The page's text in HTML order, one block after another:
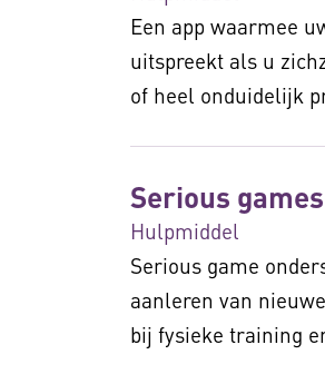
Een app waarmee
uitspreekt als u
of heel onduidelijk
Serious games
Hulpmiddel
Serious game
aanleren van
bij fysieke training